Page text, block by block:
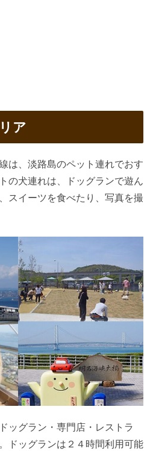
ア
は、淡路島のペット連れでおす
の犬連れは、ドッグランで遊ん
スイーツを食べたり、写真を撮
ッグラン・専門店・レストラ
ドッグランは２４時間利用可能